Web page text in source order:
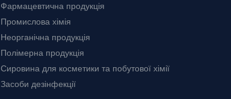
Фармацевтична продукція
Промислова хімія
Неорганічна продукція
Полімерна продукція
Сировина для косметики та побутової хімії
Засоби дезінфекції